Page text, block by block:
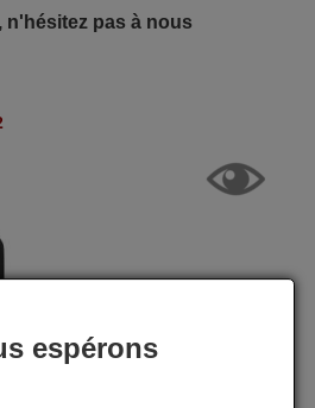
pas à nous
espérons